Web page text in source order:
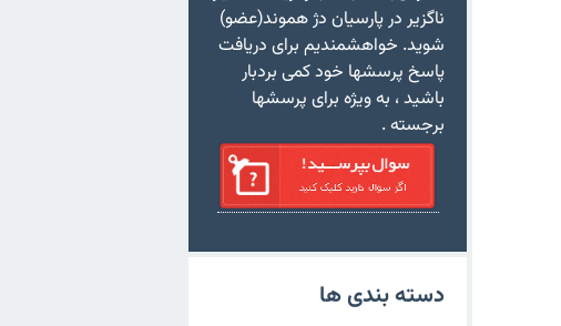
ناگزیر در پارسیان دژ هموند(عضو)
شوید. خواهشمندیم برای دریافت
پاسخ پرسشها خود کمی بردبار
باشید ، به ویژه برای پرسشها
برجسته .
دسته بندی ها